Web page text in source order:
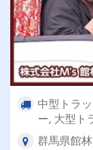
中型トラ
ー, 大型ト
群馬県館